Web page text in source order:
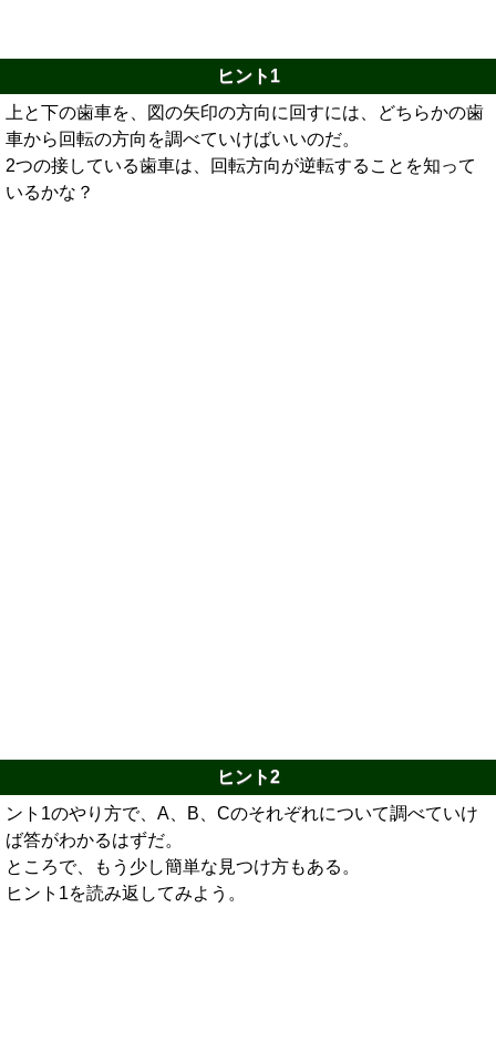
ヒント1
上と下の歯車を、図の矢印の方向に回すには、どちらかの歯
車から回転の方向を調べていけばいいのだ。
2つの接している歯車は、回転方向が逆転することを知って
いるかな？
ヒント2
ント1のやり方で、A、B、Cのそれぞれについて調べていけ
ば答がわかるはずだ。
ところで、もう少し簡単な見つけ方もある。
ヒント1を読み返してみよう。